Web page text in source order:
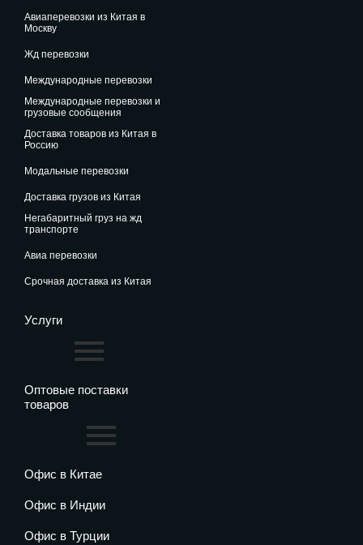
авиаперевозки из Китая в
Москву
жд перевозки
международные перевозки
международные перевозки и
грузовые сообщения
доставка товаров из Китая в
Россию
модальные перевозки
доставка грузов из Китая
негабаритный груз на жд
транспорте
авиа перевозки
срочная доставка из Китая
Услуги
Оптовые поставки
товаров
Офис в Китае
Офис в Индии
Офис в Турции